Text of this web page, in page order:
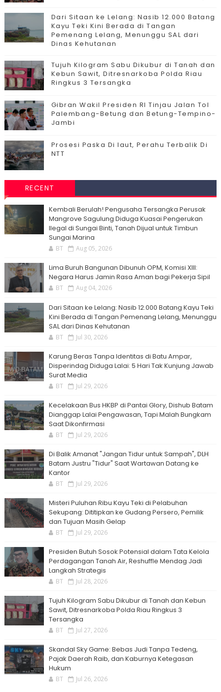
Dari Sitaan ke Lelang: Nasib 12.000 Batang
Kayu Teki Kini Berada di Tangan
Pemenang Lelang, Menunggu SAL dari
Dinas Kehutanan
Tujuh Kilogram Sabu Dikubur di Tanah dan
Kebun Sawit, Ditresnarkoba Polda Riau
Ringkus 3 Tersangka
Gibran Wakil Presiden RI Tinjau Jalan Tol
Palembang-Betung dan Betung-Tempino-
Jambi
Prosesi Paska Di laut, Perahu Terbalik Di
NTT
RECENT
Kembali Berulah! Pengusaha Tersangka Perusak
Mangrove Sagulung Diduga Kuasai Pengerukan
Ilegal di Sungai Binti, Tanah Dijual untuk Timbun
Sungai Marina
BT Aug 05, 2026
Lima Buruh Bangunan Dibunuh OPM, Komisi XIII:
Negara Harus Jamin Rasa Aman bagi Pekerja Sipil
BT Aug 04, 2026
Dari Sitaan ke Lelang: Nasib 12.000 Batang Kayu Teki
Kini Berada di Tangan Pemenang Lelang, Menunggu
SAL dari Dinas Kehutanan
BT Jul 30, 2026
Karung Beras Tanpa Identitas di Batu Ampar,
Disperindag Diduga Lalai: 5 Hari Tak Kunjung Jawab
Surat Media
BT Jul 29, 2026
Kecelakaan Bus HKBP di Pantai Glory, Dishub Batam
Dianggap Lalai Pengawasan, Tapi Malah Bungkam
Saat Dikonfirmasi
BT Jul 29, 2026
Di Balik Amanat "Jangan Tidur untuk Sampah", DLH
Batam Justru "Tidur" Saat Wartawan Datang ke
Kantor
BT Jul 29, 2026
Misteri Puluhan Ribu Kayu Teki di Pelabuhan
Sekupang: Dititipkan ke Gudang Persero, Pemilik
dan Tujuan Masih Gelap
BT Jul 29, 2026
Presiden Butuh Sosok Potensial dalam Tata Kelola
Perdagangan Tanah Air, Reshuffle Mendag Jadi
Langkah Strategis
BT Jul 28, 2026
Tujuh Kilogram Sabu Dikubur di Tanah dan Kebun
Sawit, Ditresnarkoba Polda Riau Ringkus 3
Tersangka
BT Jul 27, 2026
Skandal Sky Game: Bebas Judi Tanpa Tedeng,
Pajak Daerah Raib, dan Kaburnya Ketegasan
Hukum
BT Jul 26, 2026